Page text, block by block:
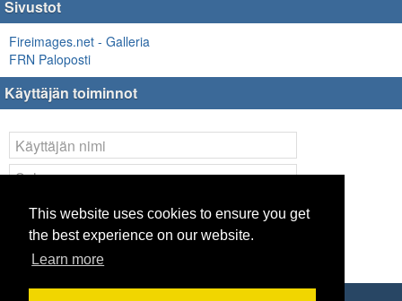
This website uses cookies to ensure you get
the best experience on our website.
Learn more
Sivustot
Fireimages.net - Galleria
FRN Paloposti
Käyttäjän toiminnot
Kirjaudu
Lost yourpassword?
Remote Login Options